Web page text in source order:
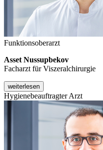
Funktionsoberarzt
Asset Nussupbekov
Facharzt für Viszeralchirurgie
weiterlesen
Hygienebeauftragter Arzt